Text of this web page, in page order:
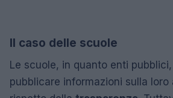
Il caso delle scuole
Le scuole, in quanto enti
pubblicare informazioni sulla